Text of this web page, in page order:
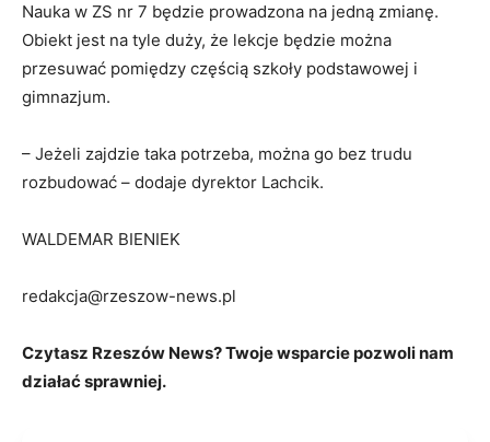
Nauka w ZS nr 7 będzie prowadzona na jedną zmianę.
Obiekt jest na tyle duży, że lekcje będzie można
przesuwać pomiędzy częścią szkoły podstawowej i
gimnazjum.
– Jeżeli zajdzie taka potrzeba, można go bez trudu
rozbudować – dodaje dyrektor Lachcik.
WALDEMAR BIENIEK
redakcja@rzeszow-news.pl
Czytasz Rzeszów News? Twoje wsparcie pozwoli nam
działać sprawniej.